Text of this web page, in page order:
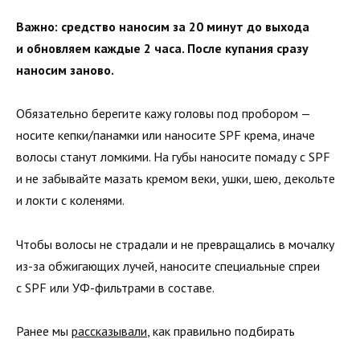
Важно: средство наносим за 20 минут до выхода
и обновляем каждые 2 часа. После купания сразу
наносим заново.
Обязательно берегите кажу головы под пробором —
носите кепки/панамки или наносите SPF крема, иначе
волосы станут ломкими. На губы наносите помаду с SPF
и не забывайте мазать кремом веки, ушки, шею, декольте
и локти с коленями.
Чтобы волосы не страдали и не превращались в мочалку
из-за обжигающих лучей, наносите специальные спреи
с SPF или УФ-фильтрами в составе.
Ранее мы рассказывали , как правильно подбирать